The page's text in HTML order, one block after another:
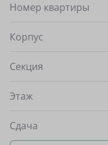
Номер квартиры
Корпус
Секция
Этаж
Сдача